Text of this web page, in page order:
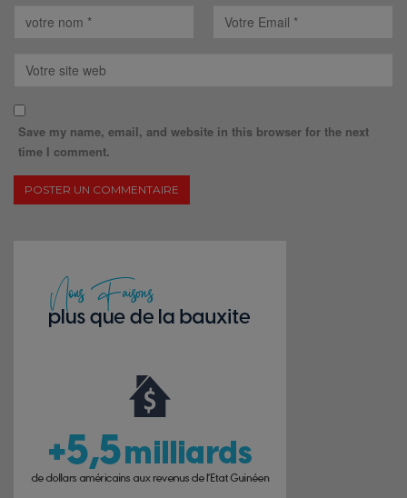
Save my name, email, and website in this browser for the next
time I comment.